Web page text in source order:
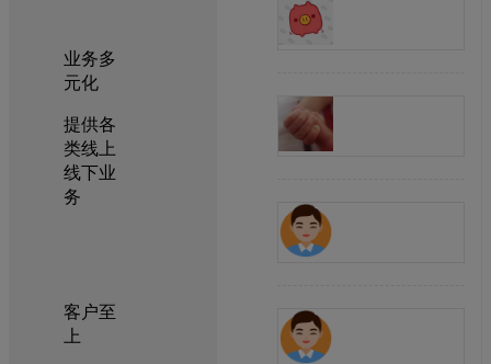
业务多
元化
提供各
类线上
线下业
务
客户至
上